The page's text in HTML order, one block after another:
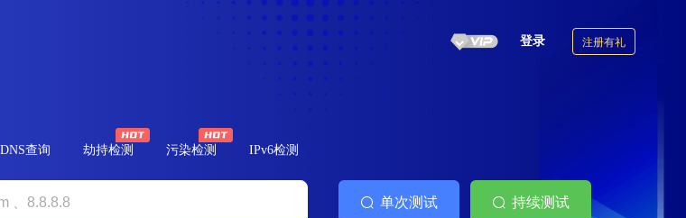
登录 注册有礼
DNS查询 劫持检测 污染检测 IPv6检测
单次测试 持续测试